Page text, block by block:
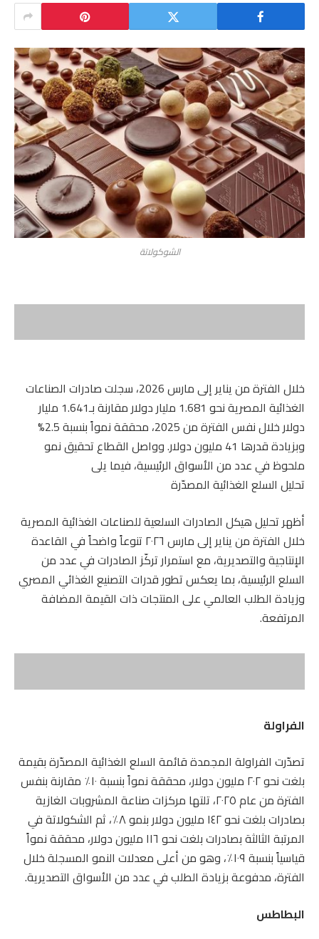
الشوكولاتة
خلال الفترة من يناير إلى مارس 2026، سجلت صادرات الصناعات
الغذائية المصرية نحو 1.681 مليار دولار مقارنة بـ1.641 مليار
دولار خلال نفس الفترة من 2025، محققة نمواً بنسبة 2.5%
وبزيادة قدرها 41 مليون دولار. وواصل القطاع تحقيق نمو
ملحوظ في عدد من الأسواق الرئيسية، فيما يلى
تحليل السلع الغذائية المصدّرة
أظهر تحليل هيكل الصادرات السلعية للصناعات الغذائية المصرية
خلال الفترة من يناير إلى مارس ٢٠٢٦ تنوعاً واضحاً في القاعدة
الإنتاجية والتصديرية، مع استمرار تركّز الصادرات في عدد من
السلع الرئيسية، بما يعكس تطور قدرات التصنيع الغذائي المصري
وزيادة الطلب العالمي على المنتجات ذات القيمة المضافة
المرتفعة.
الفراولة
تصدّرت الفراولة المجمدة قائمة السلع الغذائية المصدّرة بقيمة
بلغت نحو ٢٠٢ مليون دولار، محققة نمواً بنسبة ١٠٪ مقارنة بنفس
الفترة من عام ٢٠٢٥، تلتها مركزات صناعة المشروبات الغازية
بصادرات بلغت نحو ١٤٢ مليون دولار بنمو ٨٪، ثم الشكولاتة في
المرتبة الثالثة بصادرات بلغت نحو ١١٦ مليون دولار، محققة نمواً
قياسياً بنسبة ١٠٩٪، وهو من أعلى معدلات النمو المسجلة خلال
الفترة، مدفوعة بزيادة الطلب في عدد من الأسواق التصديرية.
البطاطس